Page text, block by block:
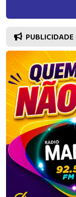
PUBLICIDADE